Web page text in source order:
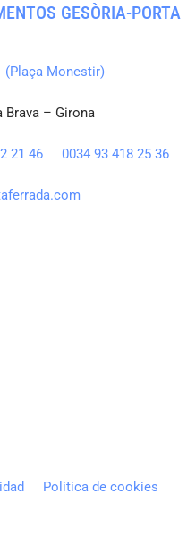
GESÒRIA-PORTA
(Plaça Monestir)
Brava – Girona
21 46 0034 93 418 25 36
Politica de cookies